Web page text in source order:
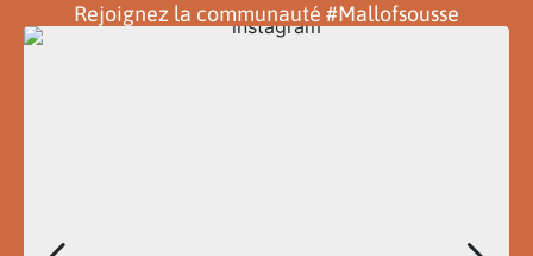
Rejoignez la communauté #Mallofsousse